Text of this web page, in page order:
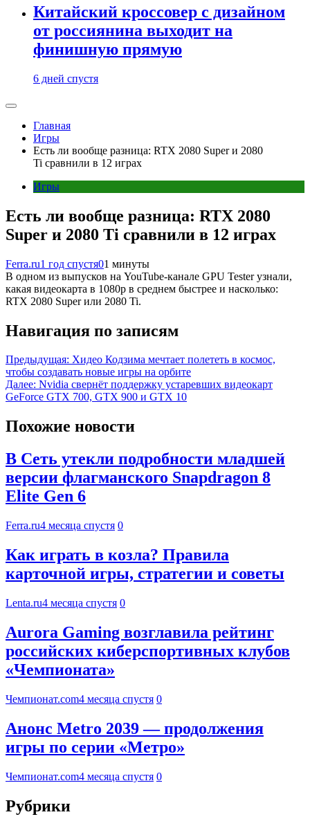
Китайский кроссовер с дизайном
от россиянина выходит на
финишную прямую
6 дней спустя
Главная
Игры
Есть ли вообще разница: RTX 2080 Super и 2080
Ti сравнили в 12 играх
Игры
Есть ли вообще разница: RTX 2080
Super и 2080 Ti сравнили в 12 играх
Ferra.ru1 год спустя01 минуты
В одном из выпусков на YouTube-канале GPU Tester узнали,
какая видеокарта в 1080р в среднем быстрее и насколько:
RTX 2080 Super или 2080 Ti.
Навигация по записям
Предыдущая: Хидео Кодзима мечтает полететь в космос,
чтобы создавать новые игры на орбите
Далее: Nvidia свернёт поддержку устаревших видеокарт
GeForce GTX 700, GTX 900 и GTX 10
Похожие новости
В Сеть утекли подробности младшей
версии флагманского Snapdragon 8
Elite Gen 6
Ferra.ru4 месяца спустя 0
Как играть в козла? Правила
карточной игры, стратегии и советы
Lenta.ru4 месяца спустя 0
Aurora Gaming возглавила рейтинг
российских киберспортивных клубов
«Чемпионата»
Чемпионат.com4 месяца спустя 0
Анонс Metro 2039 — продолжения
игры по серии «Метро»
Чемпионат.com4 месяца спустя 0
Рубрики